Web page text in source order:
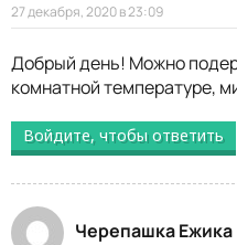
27 декабря, 2020 в 23:09
Добрый день! Можно
комнатной температуре,
Войдите, чтобы ответить
Черепашка Ежика